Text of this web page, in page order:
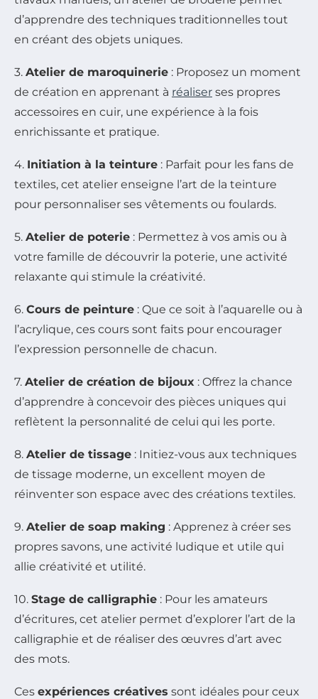
d’apprendre des techniques traditionnelles tout
en créant des objets uniques.
3. Atelier de maroquinerie : Proposez un moment
de création en apprenant à réaliser ses propres
accessoires en cuir, une expérience à la fois
enrichissante et pratique.
4. Initiation à la teinture : Parfait pour les fans de
textiles, cet atelier enseigne l’art de la teinture
pour personnaliser ses vêtements ou foulards.
5. Atelier de poterie : Permettez à vos amis ou à
votre famille de découvrir la poterie, une activité
relaxante qui stimule la créativité.
6. Cours de peinture : Que ce soit à l’aquarelle ou à
l’acrylique, ces cours sont faits pour encourager
l’expression personnelle de chacun.
7. Atelier de création de bijoux : Offrez la chance
d’apprendre à concevoir des pièces uniques qui
reflètent la personnalité de celui qui les porte.
8. Atelier de tissage : Initiez-vous aux techniques
de tissage moderne, un excellent moyen de
réinventer son espace avec des créations textiles.
9. Atelier de soap making : Apprenez à créer ses
propres savons, une activité ludique et utile qui
allie créativité et utilité.
10. Stage de calligraphie : Pour les amateurs
d’écritures, cet atelier permet d’explorer l’art de la
calligraphie et de réaliser des œuvres d’art avec
des mots.
Ces expériences créatives sont idéales pour ceux